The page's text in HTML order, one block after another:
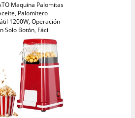
Maquina Palomitas
Palomitero
1200W, Operación
Solo Botón, Fácil
para Hogar Fiesta